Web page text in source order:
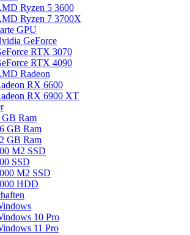
Ryzen 5 3600
Ryzen 7 3700X
GPU
GeForce
RTX 3070
RTX 4090
Radeon
RX 6600
RX 6900 XT
GB Ram
GB Ram
GB Ram
M2 SSD
SSD
M2 SSD
HDD
10 Pro
11 Pro